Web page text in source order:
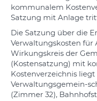
kommunalem
Satzung mit Anlage
Die Satzung über die
Verwaltungskosten
Wirkungskreis der
(Kostensatzung) mit
Kostenverzeichnis
Verwaltungsgemein-
(Zimmer 32),